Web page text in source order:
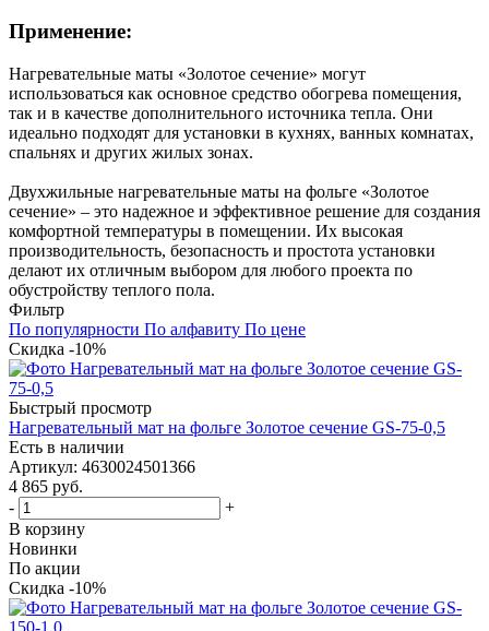
Применение:
Нагревательные маты «Золотое сечение» могут
использоваться как основное средство обогрева помещения,
так и в качестве дополнительного источника тепла. Они
идеально подходят для установки в кухнях, ванных комнатах,
спальнях и других жилых зонах.
Двухжильные нагревательные маты на фольге «Золотое
сечение» – это надежное и эффективное решение для создания
комфортной температуры в помещении. Их высокая
производительность, безопасность и простота установки
делают их отличным выбором для любого проекта по
обустройству теплого пола.
Фильтр
По популярности По алфавиту По цене
Скидка -10%
Быстрый просмотр
Нагревательный мат на фольге Золотое сечение GS-75-0,5
Есть в наличии
Артикул: 4630024501366
4 865 руб.
-
+
В корзину
Новинки
По акции
Скидка -10%